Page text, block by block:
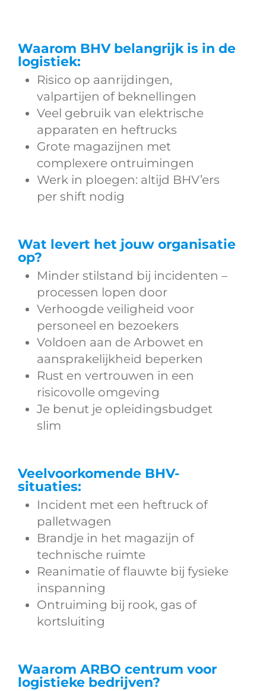
Waarom BHV belangrijk is in de
logistiek:
Risico op aanrijdingen,
valpartijen of beknellingen
Veel gebruik van elektrische
apparaten en heftrucks
Grote magazijnen met
complexere ontruimingen
Werk in ploegen: altijd BHV’ers
per shift nodig
Wat levert het jouw organisatie
op?
Minder stilstand bij incidenten –
processen lopen door
Verhoogde veiligheid voor
personeel en bezoekers
Voldoen aan de Arbowet en
aansprakelijkheid beperken
Rust en vertrouwen in een
risicovolle omgeving
Je benut je opleidingsbudget
slim
Veelvoorkomende BHV-
situaties:
Incident met een heftruck of
palletwagen
Brandje in het magazijn of
technische ruimte
Reanimatie of flauwte bij fysieke
inspanning
Ontruiming bij rook, gas of
kortsluiting
Waarom ARBO centrum voor
logistieke bedrijven?